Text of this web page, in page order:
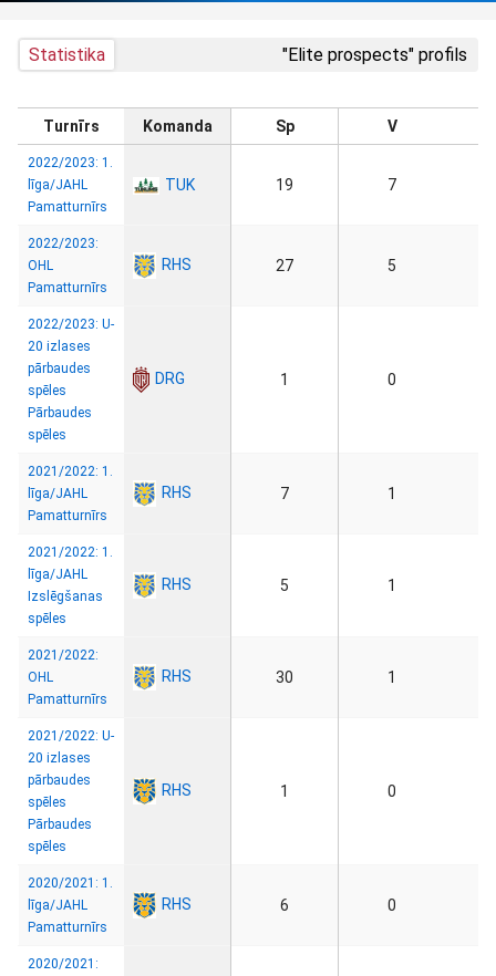
Statistika "Elite prospects" profils
Turnīrs Komanda Sp V
2022/2023: 1.
līga/JAHL
Pamatturnīrs
TUK 19 7
2022/2023:
OHL
Pamatturnīrs
RHS 27 5
2022/2023: U-
20 izlases
pārbaudes
spēles
Pārbaudes
spēles
DRG 1 0
2021/2022: 1.
līga/JAHL
Pamatturnīrs
RHS 7 1
2021/2022: 1.
līga/JAHL
Izslēgšanas
spēles
RHS 5 1
2021/2022:
OHL
Pamatturnīrs
RHS 30 1
2021/2022: U-
20 izlases
pārbaudes
spēles
Pārbaudes
spēles
RHS 1 0
2020/2021: 1.
līga/JAHL
Pamatturnīrs
RHS 6 0
2020/2021: